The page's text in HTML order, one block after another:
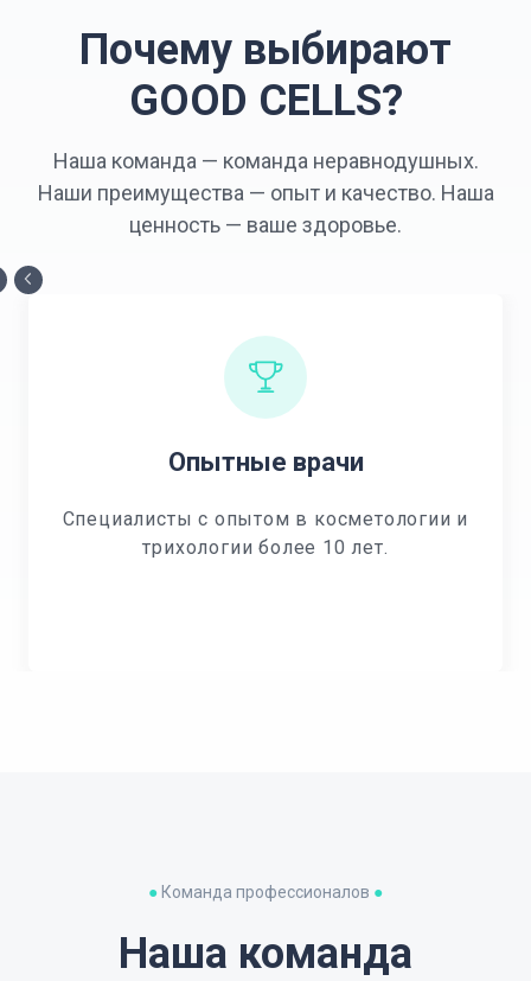
Почему выбирают
GOOD CELLS?
Наша команда — команда неравнодушных.
Наши преимущества — опыт и качество. Наша
ценность — ваше здоровье.
Опытные врачи
Специалисты с опытом в косметологии и
трихологии более 10 лет.
● Команда профессионалов ●
Наша команда